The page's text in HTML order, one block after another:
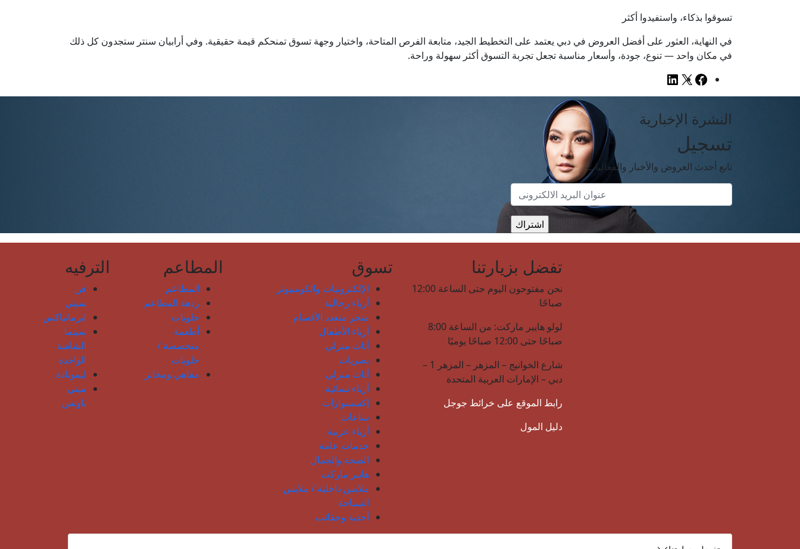
تسوقوا بذكاء، واستفيدوا أكثر
في النهاية، العثور على أفضل العروض في دبي يعتمد على التخطيط الجيد، متابعة الفرص المتاحة، واختيار وجهة تسوق تمنحكم قيمة حقيقية. وفي أرابيان سنتر ستجدون كل ذلك
في مكان واحد — تنوع، جودة، وأسعار مناسبة تجعل تجربة التسوق أكثر سهولة وراحة.
Facebook
X
النشرة الإخبارية
تسجيل
تابع أحدث العروض والأخبار والفعاليات
تفضل بزيارتنا
نحن مفتوحون اليوم حتى الساعة 12:00
صباحًا
لولو هايبر ماركت: من الساعة 8:00
صباحًا حتى 12:00 صباحًا يوميًا
شارع الخوانيج – المزهر – المزهر 1 –
دبي – الإمارات العربية المتحدة
رابط الموقع على خرائط جوجل
دليل المول
تسوق
الإلكترونيات والكومبيوتر
أزياء رجالية
متجر متعدد الأقسام
أزياء الأطفال
أثاث منزلي
بصريات
أثاث منزلي
أزياء نسائية
إكسسوارات
ساعات
أزياء عربية
خدمات عامة
الصحة والجمال
هايبر ماركت
ملابس داخلية / ملابس
السباحة
أحذية وحقائب
المطاعم
المطاعم
ردهة المطاعم
حلويات
أطعمة
متخصصة /
حلويات
مقاهي ومخابز
الترفيه
فن
سيتي
ايرمانياكس
سينما
الشاشة
الواحدة
ليمونادة
ميني
باونس